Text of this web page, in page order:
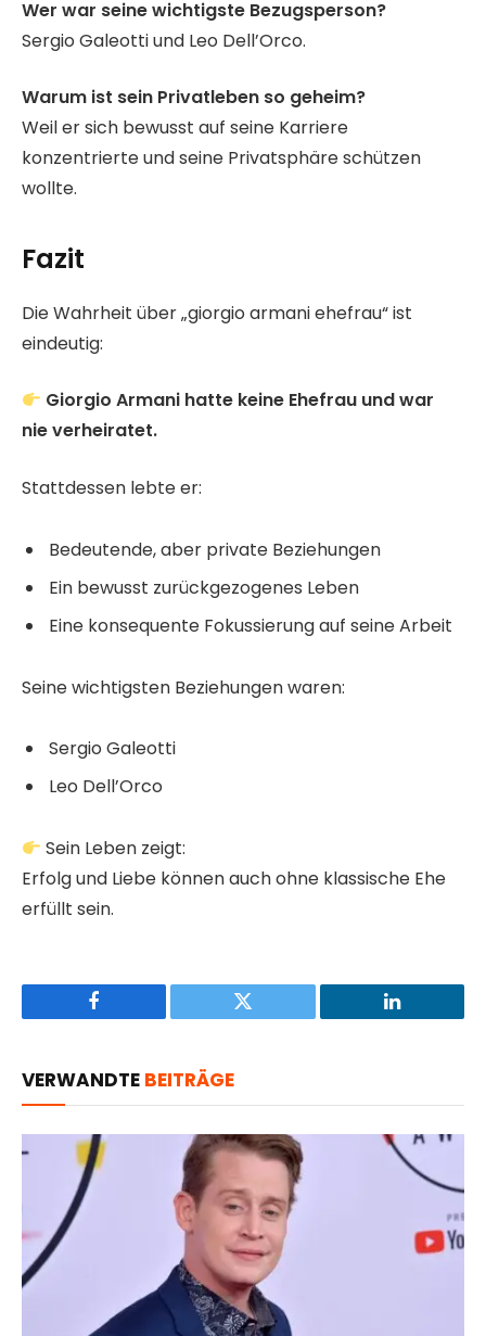
Wer war seine wichtigste Bezugsperson?
Sergio Galeotti und Leo Dell’Orco.
Warum ist sein Privatleben so geheim?
Weil er sich bewusst auf seine Karriere
konzentrierte und seine Privatsphäre schützen
wollte.
Fazit
Die Wahrheit über „giorgio armani ehefrau“ ist
eindeutig:
Giorgio Armani hatte keine Ehefrau und war
nie verheiratet.
Stattdessen lebte er:
Bedeutende, aber private Beziehungen
Ein bewusst zurückgezogenes Leben
Eine konsequente Fokussierung auf seine Arbeit
Seine wichtigsten Beziehungen waren:
Sergio Galeotti
Leo Dell’Orco
Sein Leben zeigt:
Erfolg und Liebe können auch ohne klassische Ehe
erfüllt sein.
Facebook Twitter LinkedIn
VERWANDTE BEITRÄGE